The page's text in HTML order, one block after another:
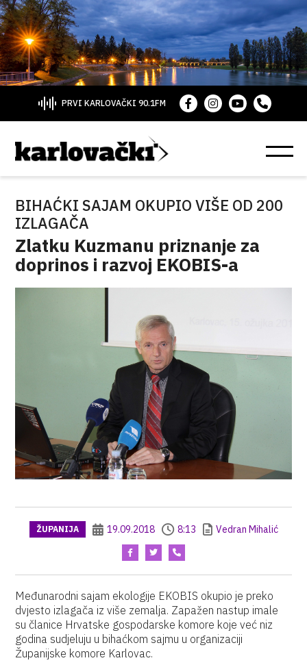
PRVI KARLOVAČKI 90.1FM
BIHAĆKI SAJAM OKUPIO VIŠE OD 200
IZLAGAČA
Zlatku Kuzmanu priznanje za
doprinos i razvoj EKOBIS-a
ŽUPANIJA 19.09.2018 8:13 Vedran Mihalić
Međunarodni sajam ekologije EKOBIS okupio je preko
dvjesto izlagača iz više zemalja. Zapažen nastup imale
su članice Hrvatske gospodarske komore koje već niz
godina sudjeluju u bihaćkom sajmu u organizaciji
Županijske komore Karlovac.